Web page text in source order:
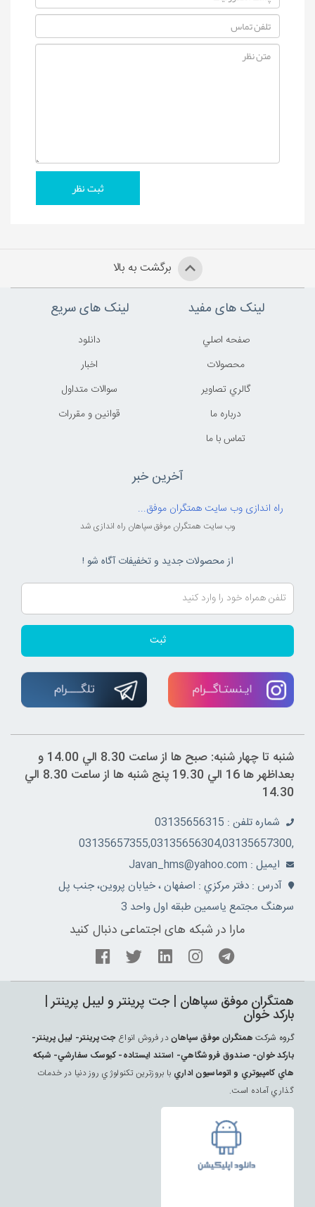
برگشت به بالا
لینک های مفید
صفحه اصلي
محصولات
گالري تصاوير
درباره ما
تماس با ما
لینک های سریع
دانلود
اخبار
سوالات متداول
قوانين و مقررات
آخرین خبر
راه اندازی وب سایت همتگران موفق...
وب سایت همتگران موفق سپاهان راه اندازی شد
از محصولات جدید و تخفیفات آگاه شو !
ثبت
شنبه تا چهار شنبه: صبح ها از ساعت 8.30 الي 14.00 و
بعداظهر ها 16 الي 19.30 پنج شنبه ها از ساعت 8.30 الي
14.30
شماره تلفن : 03135656315
,03135657355,03135656304,03135657300
ايميل : Javan_hms@yahoo.com
آدرس : دفتر مرکزي : اصفهان ، خيابان پروين، جنب پل
سرهنگ مجتمع ياسمين طبقه اول واحد 3
مارا در شبکه های اجتماعی دنبال کنید
همتگران موفق سپاهان | جت پرينتر و ليبل پرينتر |
بارکد خوان
گروه شرکت همتگران موفق سپاهاندر فروش انواع جت پرينتر- ليبل پرينتر-
بارکد خوان- صندوق فروشگاهي- استند ايستاده- کيوسک سفارشي- شبکه
هاي کامپيوتري و اتوماسيون اداري با بروزترين تکنولوژي روز دنيا در خدمات
گذاري آماده است.